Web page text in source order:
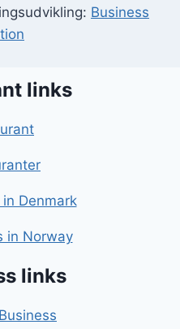
Business
links
Denmark
in Norway
links